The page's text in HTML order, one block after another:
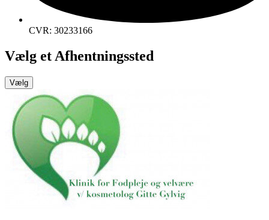
CVR: 30233166
Vælg et Afhentningssted
Vælg